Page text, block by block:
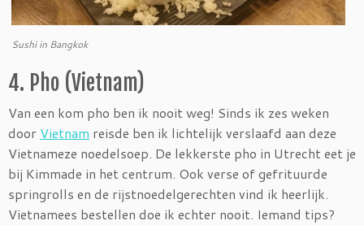
Sushi in Bangkok
4. Pho (Vietnam)
Van een kom pho ben ik nooit weg! Sinds ik zes weken
door Vietnam reisde ben ik lichtelijk verslaafd aan deze
Vietnameze noedelsoep. De lekkerste pho in Utrecht eet je
bij Kimmade in het centrum. Ook verse of gefrituurde
springrolls en de rijstnoedelgerechten vind ik heerlijk.
Vietnamees bestellen doe ik echter nooit. Iemand tips?